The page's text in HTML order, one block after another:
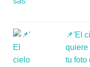
📌'El
quiere
tu foto